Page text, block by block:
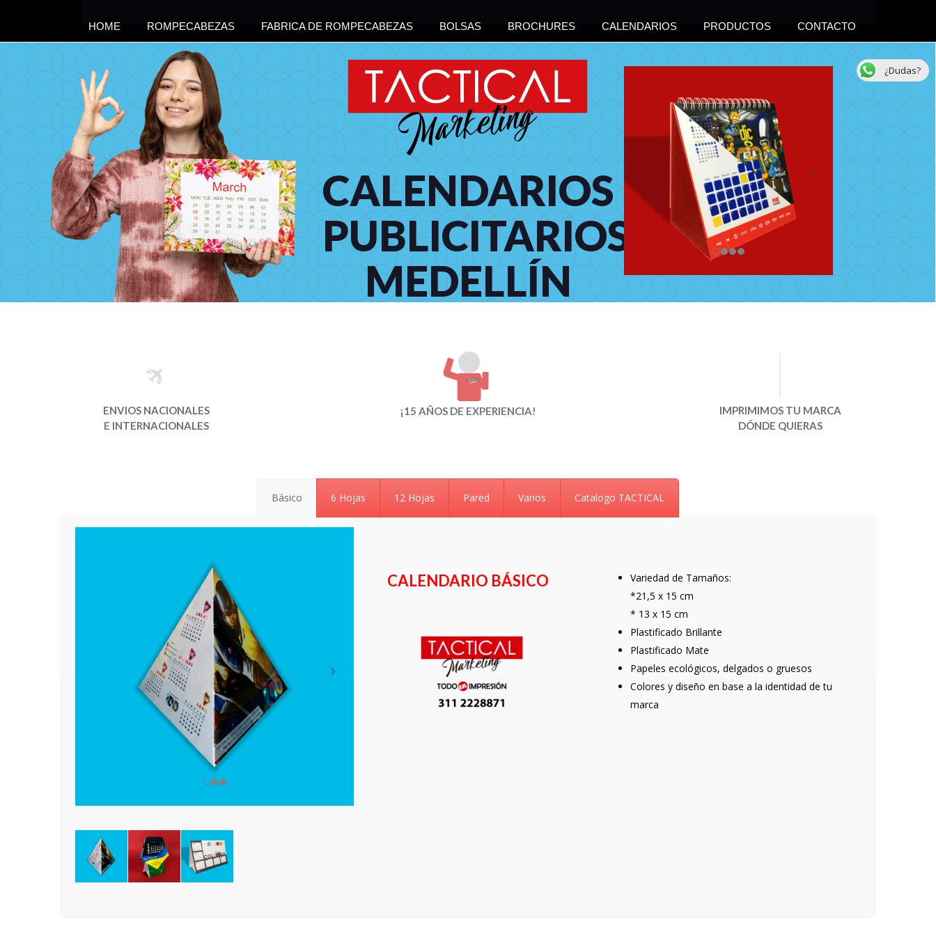
HOME ROMPECABEZAS FABRICA DE ROMPECABEZAS BOLSAS BROCHURES CALENDARIOS PRODUCTOS CONTACTO
CALENDARIOS
PUBLICITARIOS
MEDELLÍN
ENVIOS NACIONALES
E INTERNACIONALES
¡15 AÑOS DE EXPERIENCIA!
IMPRIMIMOS TU MARCA
DÓNDE QUIERAS
Básico 6 Hojas 12 Hojas Pared Varios Catalogo TACTICAL
CALENDARIO BÁSICO
Variedad de Tamaños:
*21,5 x 15 cm
* 13 x 15 cm
Plastificado Brillante
Plastificado Mate
Papeles ecológicos, delgados o gruesos
Colores y diseño en base a la identidad de tu
marca
¿Dudas?